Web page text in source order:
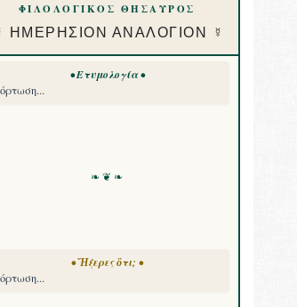
ΦΙΛΟΛΟΓΙΚΟΣ ΘΗΣΑΥΡΟΣ
ΗΜΕΡΗΣΙΟΝ ΑΝΑΛΟΓΙΟΝ ☿
• Ετυμολογία •
❧ ❦ ❧
• Ἤξερες ὅτι; •